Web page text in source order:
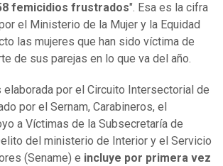
femicidios frustrados". Esa es la cifra
el Ministerio de la Mujer y la Equidad
las mujeres que han sido víctima de
de sus parejas en lo que va del año.
por el Circuito Intersectorial de
por el Sernam, Carabineros, el
a Víctimas de la Subsecretaría de
del ministerio de Interior y el Servicio
(Sename) e incluye por primera vez